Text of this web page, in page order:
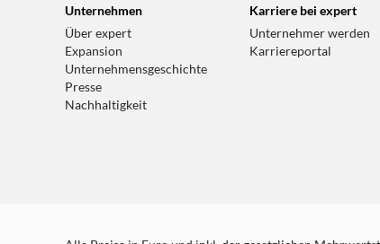
Unternehmen
Über expert
Expansion
Unternehmensgeschichte
Presse
Nachhaltigkeit
Karriere bei expert
Unternehmer werden
Karriereportal